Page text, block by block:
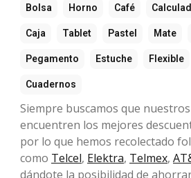
Bolsa Horno Café
Caja Tablet Pastel Mate
Pegamento Estuche Flexible
Cuadernos
Siempre buscamos que
encuentren los mejores
por lo que hemos recolectado
como Telcel, Elektra, Telmex,
dándote la posibilidad de